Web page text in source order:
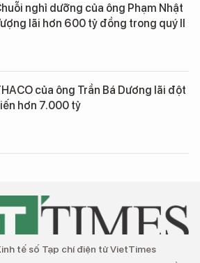
nghỉ dưỡng của ông Phạm Nhật
lãi hơn 600 tỷ đồng trong quý II
của ông Trần Bá Dương lãi đột
hơn 7.000 tỷ
tế số Tạp chí điện tử VietTimes